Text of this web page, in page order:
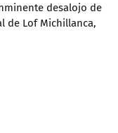
desalojo de
de Lof Michillanca,